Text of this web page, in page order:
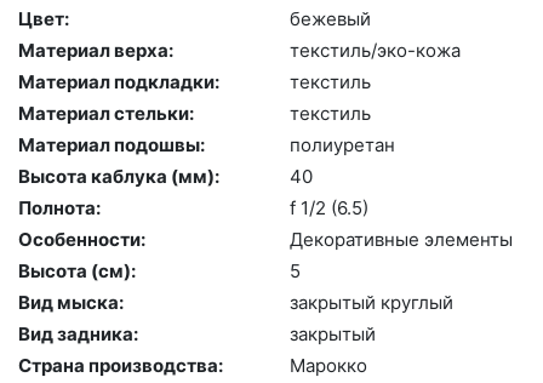
Цвет:
бе­жевый
Материал верха:
текс­тиль/эко-ко­жа
Материал подкладки:
текс­тиль
Материал стельки:
текс­тиль
Материал подошвы:
по­ли­уре­тан
Высота каблука (мм):
40
Полнота:
f 1/2 (6.5)
Особенности:
Де­кора­тив­ные эле­мен­ты
Высота (cм):
5
Вид мыска:
зак­ры­тый круг­лый
Вид задника:
зак­ры­тый
Страна производства:
Ма­рок­ко